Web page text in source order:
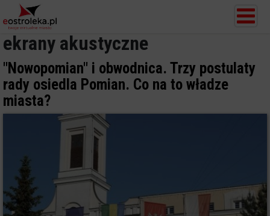
ekrany akustyczne
"Nowopomian" i obwodnica. Trzy postulaty
rady osiedla Pomian. Co na to władze
miasta?